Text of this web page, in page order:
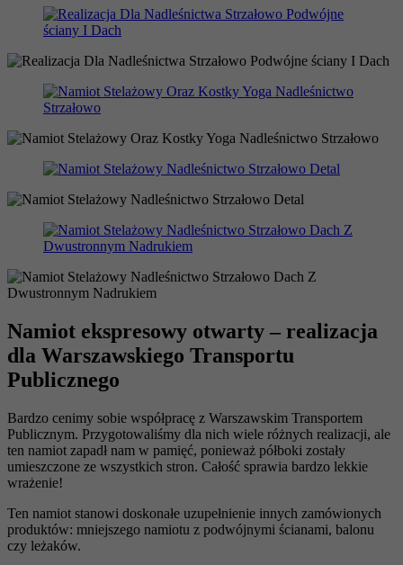
Namiot ekspresowy otwarty – realizacja
dla Warszawskiego Transportu
Publicznego
Bardzo cenimy sobie współpracę z Warszawskim Transportem
Publicznym. Przygotowaliśmy dla nich wiele różnych realizacji, ale
ten namiot zapadł nam w pamięć, ponieważ półboki zostały
umieszczone ze wszystkich stron. Całość sprawia bardzo lekkie
wrażenie!
Ten namiot stanowi doskonałe uzupełnienie innych zamówionych
produktów: mniejszego namiotu z podwójnymi ścianami, balonu
czy leżaków.